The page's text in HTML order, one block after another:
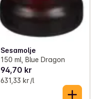
Sesamolje
150 ml, Blue Dragon
94,70 kr
631,33 kr /l